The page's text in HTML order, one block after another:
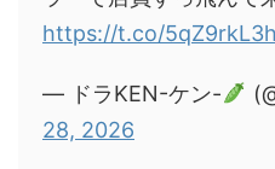
https://t.co/
— ドラKEN-ケン-
28, 2026